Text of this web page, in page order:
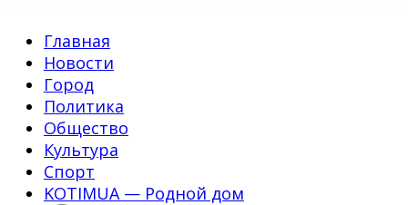
Главная
Новости
Город
Политика
Общество
Культура
Спорт
KOTIMUA — Родной дом